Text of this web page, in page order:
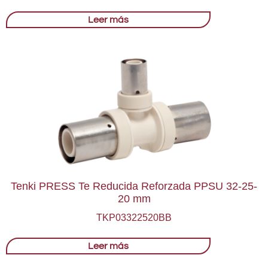
Leer más
Tenki PRESS Te Reducida Reforzada PPSU 32-25-
20 mm
TKP03322520BB
Leer más